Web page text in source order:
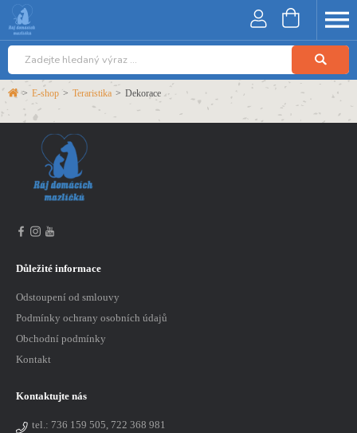
> E-shop > Teraristika > Dekorace
Důležité informace
Odstoupení od smlouvy
Podmínky ochrany osobních údajů
Obchodní podmínky
Kontakt
Kontaktujte nás
tel.: 736 159 505, 722 368 981